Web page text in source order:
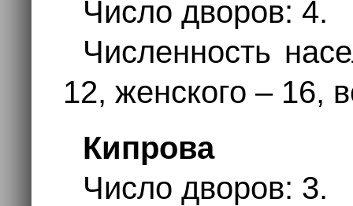
Число дворов: 4.
Численность
12, женского – 16,
Кипрова
Число дворов: 3.